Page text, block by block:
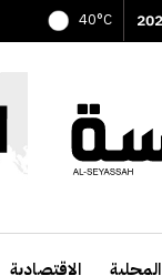
40°C
المحلية الاقتصادية